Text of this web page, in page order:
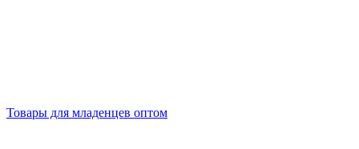
Товары для младенцев оптом